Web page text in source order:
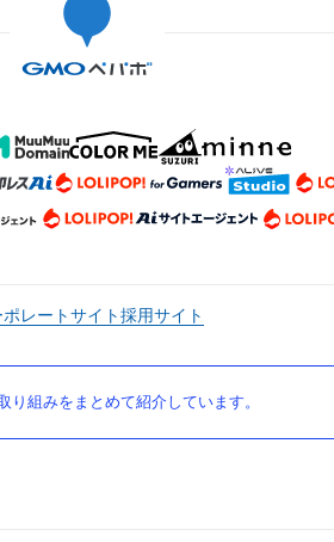
ポレートサイト採用サイト
組みをまとめて紹介しています。